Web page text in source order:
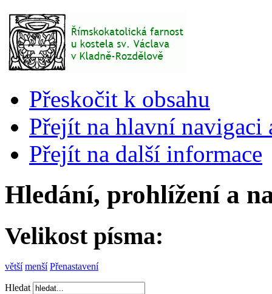
Přeskočit k obsahu
Přejít na hlavní navigaci
Přejít na další informace
Hledání, prohlížení a
Velikost písma:
větší menší Přenastavení
Hledat